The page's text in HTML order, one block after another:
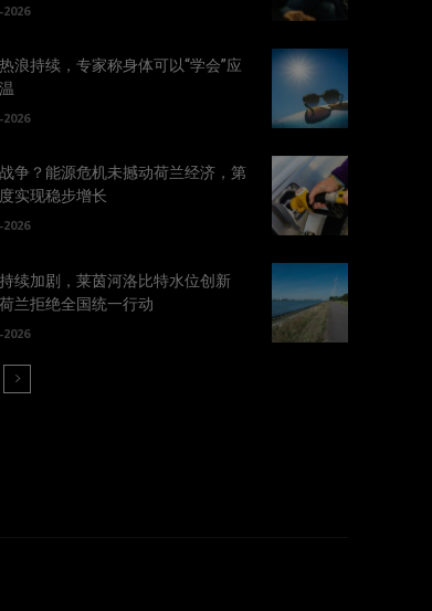
2026
浪持续，专家称身体可以“学会”应
2026
争？能源危机未撼动荷兰经济，第
实现稳步增长
2026
续加剧，莱茵河洛比特水位创新
兰拒绝全国统一行动
2026